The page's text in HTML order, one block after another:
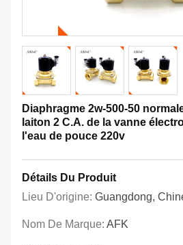
Diaphragme 2w-500-50
laiton 2 C.A. de la vanne
l'eau de pouce 220v
Détails Du Produit
Lieu D'origine: Guangdong,
Nom De Marque: AFK